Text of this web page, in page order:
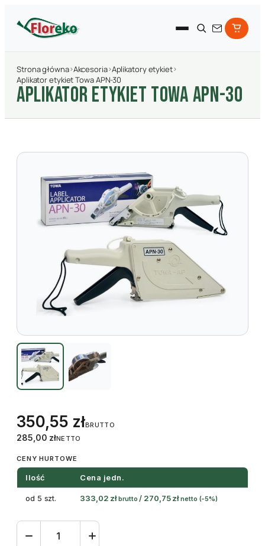
Strona główna›Akcesoria›Aplikatory etykiet›
Aplikator etykiet Towa APN-30
APLIKATOR ETYKIET TOWA APN-30
350,55 złBRUTTO
285,00 złNETTO
CENY HURTOWE
Ilość Cena jedn.
od 5 szt. 333,02 zł brutto / 270,75zł netto (-5%)
ilość
Aplikator